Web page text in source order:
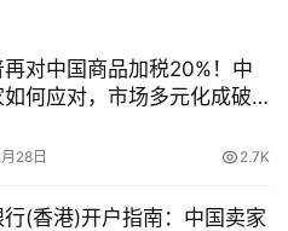
对中国商品加税20%！中
如何应对，市场多元化成破
28日 2.7K
行(香港)开户指南：中国卖家